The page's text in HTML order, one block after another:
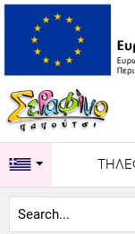
Look